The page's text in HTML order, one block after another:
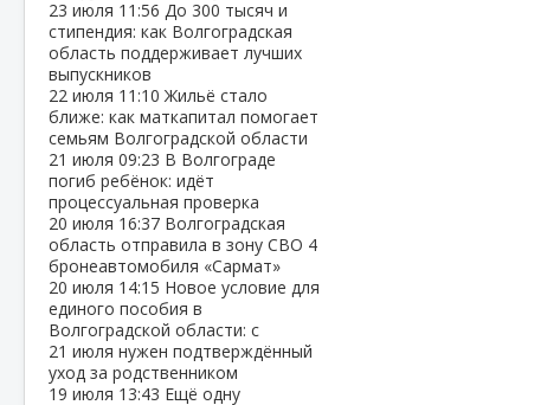
23 июля 11:56 До 300 тысяч и
стипендия: как Волгоградская
область поддерживает лучших
выпускников
22 июля 11:10Жильё стало
ближе: как маткапитал помогает
семьям Волгоградской области
21 июля 09:23 В Волгограде
погиб ребёнок: идёт
процессуальная проверка
20 июля 16:37 Волгоградская
область отправила в зону СВО 4
бронеавтомобиля «Сармат»
20 июля 14:15 Новое условие для
единого пособия в
Волгоградской области: с
21 июля нужен подтверждённый
уход за родственником
19 июля 13:43 Ещё одну